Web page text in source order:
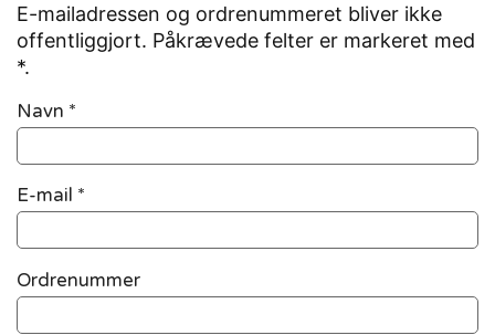
E-mailadressen og ordrenummeret bliver ikke
offentliggjort. Påkrævede felter er markeret med
*.
Navn *
E-mail *
Ordrenummer